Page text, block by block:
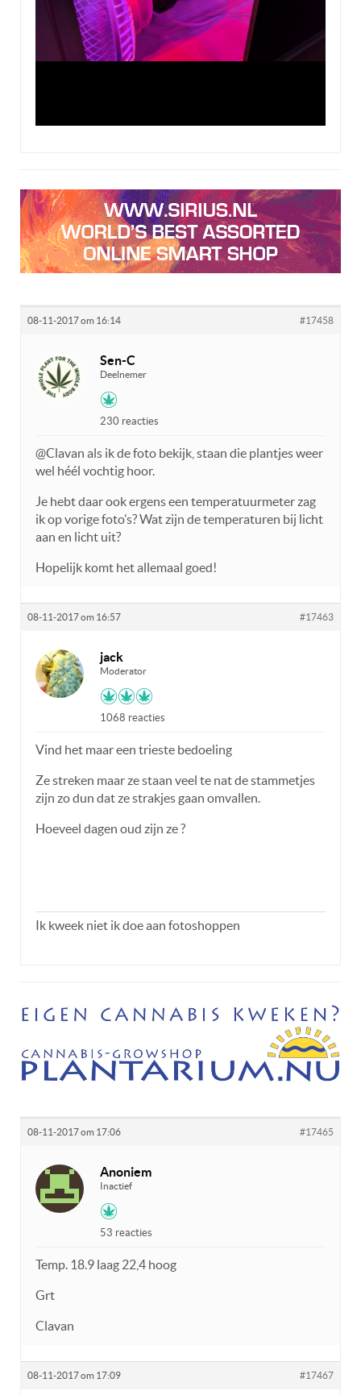
08-11-2017 om 16:14 #17458
Sen-C
Deelnemer
230 reacties
@Clavan als ik de foto bekijk, staan die plantjes weer
wel héél vochtig hoor.
Je hebt daar ook ergens een temperatuurmeter zag
ik op vorige foto’s? Wat zijn de temperaturen bij licht
aan en licht uit?
Hopelijk komt het allemaal goed!
08-11-2017 om 16:57 #17463
jack
Moderator
1068 reacties
Vind het maar een trieste bedoeling
Ze streken maar ze staan veel te nat de stammetjes
zijn zo dun dat ze strakjes gaan omvallen.
Hoeveel dagen oud zijn ze ?
Ik kweek niet ik doe aan fotoshoppen
08-11-2017 om 17:06 #17465
Anoniem
Inactief
53 reacties
Temp. 18.9 laag 22,4 hoog
Grt
Clavan
08-11-2017 om 17:09 #17467